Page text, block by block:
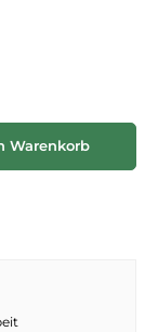
benutze die
Warenkorb